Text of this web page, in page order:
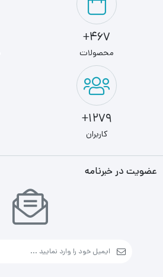
467+
محصولات
1279+
کاربران
عضویت در خبرنامه